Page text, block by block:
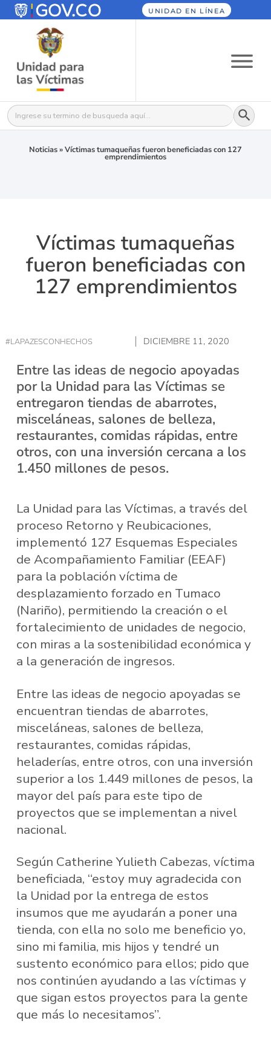
UNIDAD EN LÍNEA
Buscar: Botón
Noticias»Víctimas tumaqueñas fueron beneficiadas con 127
emprendimientos
Víctimas tumaqueñas
fueron beneficiadas con
127 emprendimientos
#LAPAZESCONHECHOS DICIEMBRE 11, 2020
Entre las ideas de negocio apoyadas
por la Unidad para las Víctimas se
entregaron tiendas de abarrotes,
misceláneas, salones de belleza,
restaurantes, comidas rápidas, entre
otros, con una inversión cercana a los
1.450 millones de pesos.
La Unidad para las Víctimas, a través del
proceso Retorno y Reubicaciones,
implementó 127 Esquemas Especiales
de Acompañamiento Familiar (EEAF)
para la población víctima de
desplazamiento forzado en Tumaco
(Nariño), permitiendo la creación o el
fortalecimiento de unidades de negocio,
con miras a la sostenibilidad económica y
a la generación de ingresos.
Entre las ideas de negocio apoyadas se
encuentran tiendas de abarrotes,
misceláneas, salones de belleza,
restaurantes, comidas rápidas,
heladerías, entre otros, con una inversión
superior a los 1.449 millones de pesos, la
mayor del país para este tipo de
proyectos que se implementan a nivel
nacional.
Según Catherine Yulieth Cabezas, víctima
beneficiada, “estoy muy agradecida con
la Unidad por la entrega de estos
insumos que me ayudarán a poner una
tienda, con ella no solo me beneficio yo,
sino mi familia, mis hijos y tendré un
sustento económico para ellos; pido que
nos continúen ayudando a las víctimas y
que sigan estos proyectos para la gente
que más lo necesitamos”.